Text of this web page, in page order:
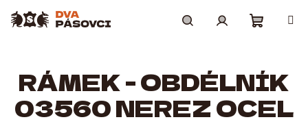
košík
RÁMEK - OBDÉLNÍK
03560 NEREZ OCEL